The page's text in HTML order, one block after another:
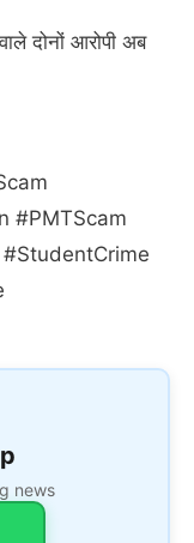
दोनों आरोपी अब
#PMTScam
news